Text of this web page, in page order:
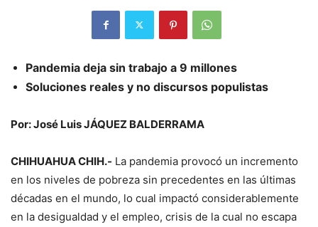
Pandemia deja sin trabajo a 9 millones
Soluciones reales y no discursos populistas
Por: José Luis JÁQUEZ BALDERRAMA
CHIHUAHUA CHIH.- La pandemia provocó un incremento
en los niveles de pobreza sin precedentes en las últimas
décadas en el mundo, lo cual impactó considerablemente
en la desigualdad y el empleo, crisis de la cual no escapa